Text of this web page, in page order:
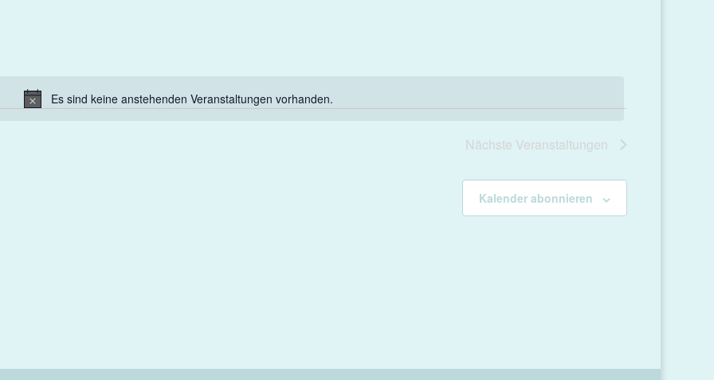
Hinweis
Es sind keine anstehenden Veranstaltungen vorhanden.
Nächste Veranstaltungen
Kalender abonnieren